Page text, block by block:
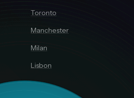
Toronto
Manchester
Milan
Lisbon